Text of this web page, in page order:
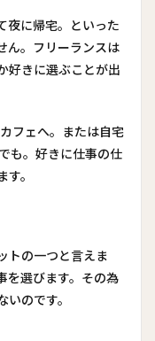
夜に帰宅。といった
ん。フリーランスは
好きに選ぶことが出
フェへ。または自宅
も。好きに仕事の仕
。
トの一つと言えま
を選びます。その為
のです。